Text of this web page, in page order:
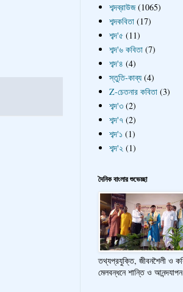
শব্দব্রাউজ (1065)
শব্দকবিতা (17)
শব্দ'৫ (11)
শব্দ'৬ কবিতা (7)
শব্দ'৪ (4)
স্তুতি-কাব্য (4)
Z-চেতনার কবিতা (3)
শব্দ'৩ (2)
শব্দ'৭ (2)
শব্দ'১ (1)
শব্দ'২ (1)
দৈনিক বাংলার শুভেচ্ছা
তথ্যপ্রযুক্তি, জীবনশৈলী ও
মেলবন্ধনে শান্তি ও আনন্দযাপন